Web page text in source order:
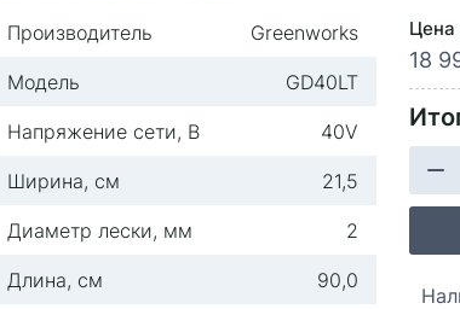
Производитель
Greenworks
Модель
GD40LT
Напряжение сети, В
40V
Ширина, см
21,5
Диаметр лески, мм
2
Длина, см
90,0
Цена
18